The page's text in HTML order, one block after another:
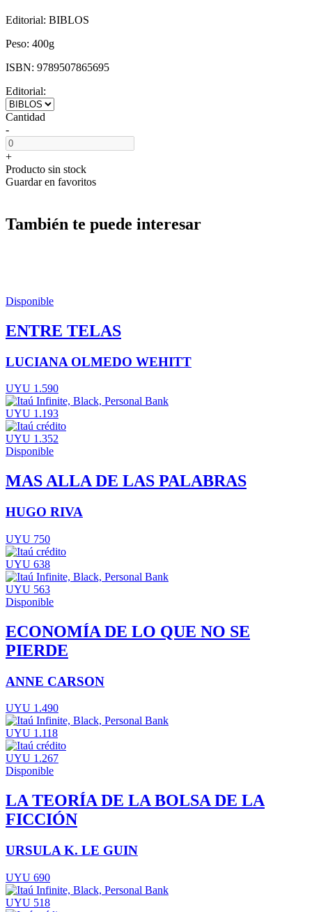
Editorial: BIBLOS
Peso: 400g
ISBN: 9789507865695
Editorial:
Cantidad
-
+
Producto sin stock
Guardar en favoritos
También te puede interesar
Disponible
ENTRE TELAS
LUCIANA OLMEDO WEHITT
UYU 1.590
UYU 1.193
UYU 1.352
Disponible
MAS ALLA DE LAS PALABRAS
HUGO RIVA
UYU 750
UYU 638
UYU 563
Disponible
ECONOMÍA DE LO QUE NO SE
PIERDE
ANNE CARSON
UYU 1.490
UYU 1.118
UYU 1.267
Disponible
LA TEORÍA DE LA BOLSA DE LA
FICCIÓN
URSULA K. LE GUIN
UYU 690
UYU 518